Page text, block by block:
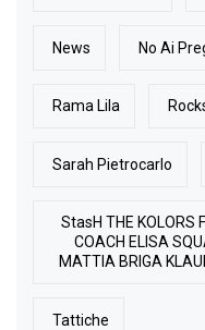
News No Ai
Rama Lila
Sarah Pietrocarlo
StasH THE KOLORS
COACH ELISA
MATTIA BRIGA
Tattiche